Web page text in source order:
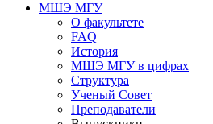
МШЭ МГУ
О факультете
FAQ
История
МШЭ МГУ в цифрах
Структура
Ученый Совет
Преподаватели